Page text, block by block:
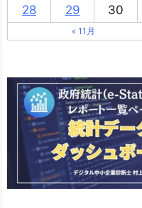
28
29 30
« 11月